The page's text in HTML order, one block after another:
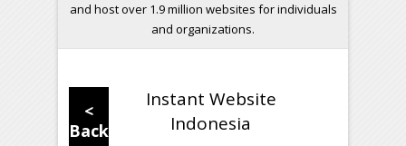
and host over 1.9 million websites for individuals
and organizations.
<
Back
Instant Website
Indonesia